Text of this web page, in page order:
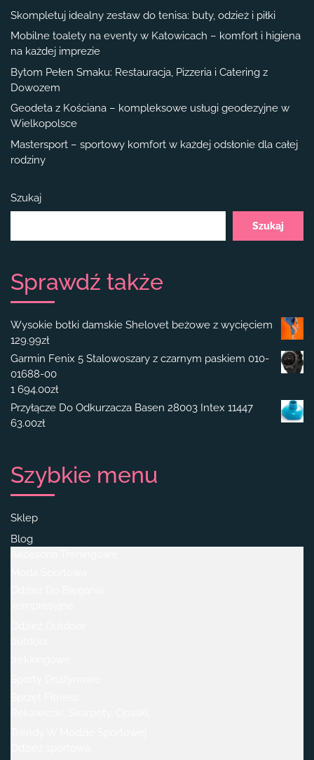
Skompletuj idealny zestaw do tenisa: buty, odzież i piłki
Mobilne toalety na eventy w Katowicach – komfort i higiena
na każdej imprezie
Bytom Pełen Smaku: Restauracja, Pizzeria i Catering z
Dowozem
Geodeta z Kościana – kompleksowe usługi geodezyjne w
Wielkopolsce
Mastersport – sportowy komfort w każdej odsłonie dla całej
rodziny
Szukaj
Szukaj
Sprawdź także
Wysokie botki damskie Shelovet beżowe z wycięciem
129.99zł
Garmin Fenix 5 Stalowoszary z czarnym paskiem 010-
01688-00
1 694.00zł
Przyłącze Do Odkurzacza Basen 28003 Intex 11447
63.00zł
Szybkie menu
Sklep
Blog